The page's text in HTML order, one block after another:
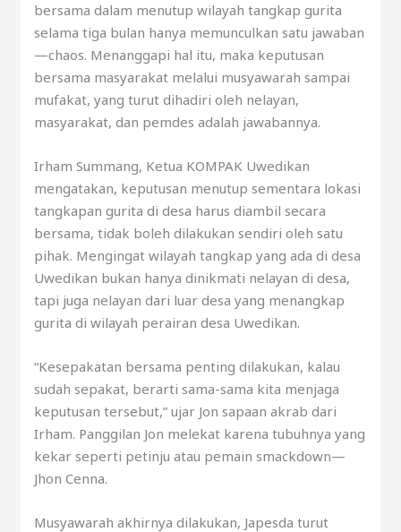
bersama dalam menutup wilayah tangkap gurita
selama tiga bulan hanya memunculkan satu jawaban
—chaos. Menanggapi hal itu, maka keputusan
bersama masyarakat melalui musyawarah sampai
mufakat, yang turut dihadiri oleh nelayan,
masyarakat, dan pemdes adalah jawabannya.
Irham Summang, Ketua KOMPAK Uwedikan
mengatakan, keputusan menutup sementara lokasi
tangkapan gurita di desa harus diambil secara
bersama, tidak boleh dilakukan sendiri oleh satu
pihak. Mengingat wilayah tangkap yang ada di desa
Uwedikan bukan hanya dinikmati nelayan di desa,
tapi juga nelayan dari luar desa yang menangkap
gurita di wilayah perairan desa Uwedikan.
“Kesepakatan bersama penting dilakukan, kalau
sudah sepakat, berarti sama-sama kita menjaga
keputusan tersebut,” ujar Jon sapaan akrab dari
Irham. Panggilan Jon melekat karena tubuhnya yang
kekar seperti petinju atau pemain smackdown—
Jhon Cenna.
Musyawarah akhirnya dilakukan, Japesda turut